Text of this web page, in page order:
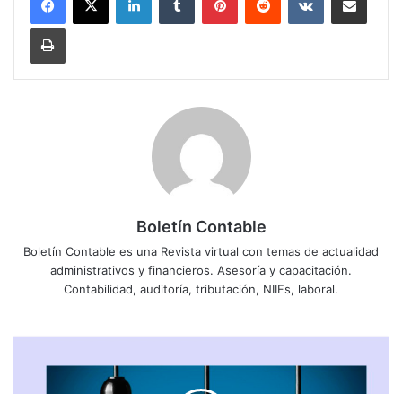
Imprimir
Boletín Contable
Boletín Contable es una Revista virtual con temas de actualidad
administrativos y financieros. Asesoría y capacitación.
Contabilidad, auditoría, tributación, NIIFs, laboral.